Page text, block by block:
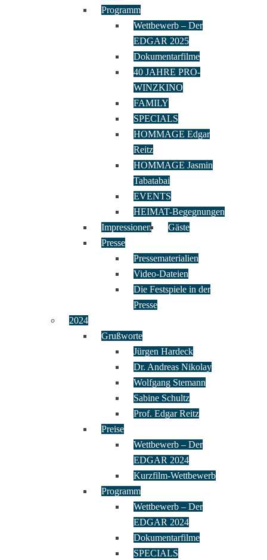
Programm
Wettbewerb – Der
EDGAR 2025
Dokumentarfilme
40 JAHRE PRO-
WINZKINO
FAMILY
SPECIALS
HOMMAGE Edgar
Reitz
HOMMAGE Jasmin
Tabatabai
EVENTS
HEIMAT-Begegnungen
Impressionen
Gäste
Presse
Pressematerialien
Video-Dateien
Die Festspiele in der
Presse
2024
Grußworte
Jürgen Hardeck
Dr. Andreas Nikolay
Wolfgang Stemann
Sabine Schultz
Prof. Edgar Reitz
Preise
Wettbewerb – Der
EDGAR 2024
Kurzfilm-Wettbewerb
Programm
Wettbewerb – Der
EDGAR 2024
Dokumentarfilme
SPECIALS